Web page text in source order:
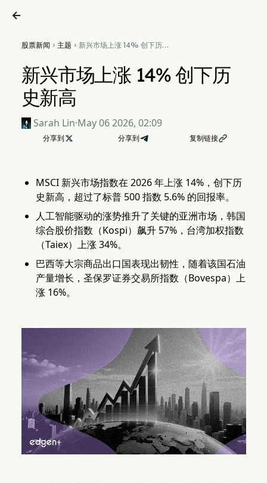

股票新闻  主题  新兴市场上涨 14% 创下历史
新兴市场上涨 14% 创下历
史新高
Sarah Lin·May 06 2026, 02:09
分享到  分享到 复制链接
MSCI 新兴市场指数在 2026 年上涨 14%，创下历
史新高，超过了标普 500 指数 5.6% 的回报率。
人工智能驱动的涨势推升了关键的亚洲市场，韩国
综合股价指数（Kospi）飙升 57%，台湾加权指数
（Taiex）上涨 34%。
巴西等大宗商品出口国表现出韧性，随着该国石油
产量增长，圣保罗证券交易所指数（Bovespa）上
涨 16%。